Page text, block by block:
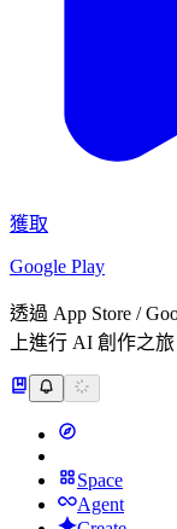
獲取
Google Play
透過 App Store /
上進行 AI 創作之旅
Space
Agent